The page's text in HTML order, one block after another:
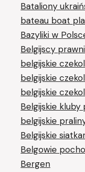
Bataliony
bateau boat
Bazyliki w
Belgijscy
belgijskie
belgijskie
belgijskie
Belgijskie kluby
belgijskie
Belgijskie
Belgowie
Bergen